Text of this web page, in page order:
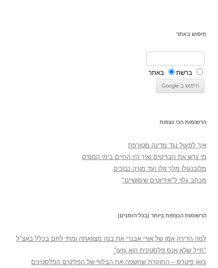
חיפוש באתר
ברשת באתר
הרשומות הכי נצפות
איך לפעול נגד מדינה מטורפת
מי גרש את הבריטים ואיך היו החיים בימי המנדט
מלובנגולו מלך זולו ועד מורה נבוכים
מכתב גלוי ל"אידיוטים שימושיים"
הרשומות הנצפות ביותר (בכל הזמנים)
למה הדירה אמו של אורי אבנרי את בנה מצוואתה ומתי לחם בכלל באצ"ל
"חייל שלא אנס פלסטינית הוא גזען"
ג'ואן פיטרס – החוקרת שחשפה את הבלוף של הפליטים הפלסטינים